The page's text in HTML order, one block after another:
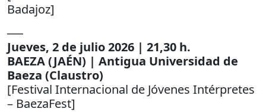
Badajoz]
Jueves, 2 de julio 2026 | 21,30 h.
BAEZA (JAÉN) | Antigua Universidad de
Baeza (Claustro)
[Festival Internacional de Jóvenes Intérpretes
– BaezaFest]